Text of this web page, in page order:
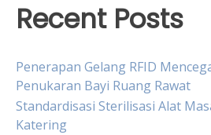
Recent Posts
Penerapan Gelang RFID
Penukaran Bayi Ruang Rawat
Standardisasi Sterilisasi Alat
Katering